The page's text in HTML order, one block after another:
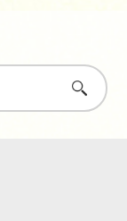
さがす